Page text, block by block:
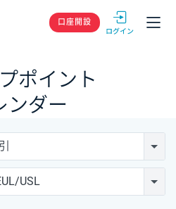
GMOクリック
口座開設
ポイント
ンダー
USL